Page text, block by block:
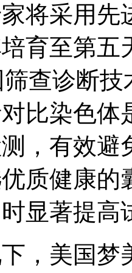
采用先
育至第
筛查诊断
比染色体
，有效避
质健康的
显著提高
美国梦